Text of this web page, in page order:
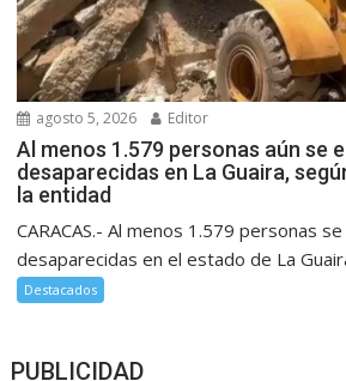
agosto 5, 2026 Editor
Al menos 1.579 personas aún se
desaparecidas en La Guaira,
la entidad
CARACAS.- Al menos 1.579 personas
desaparecidas en el estado de La
Destacados
PUBLICIDAD